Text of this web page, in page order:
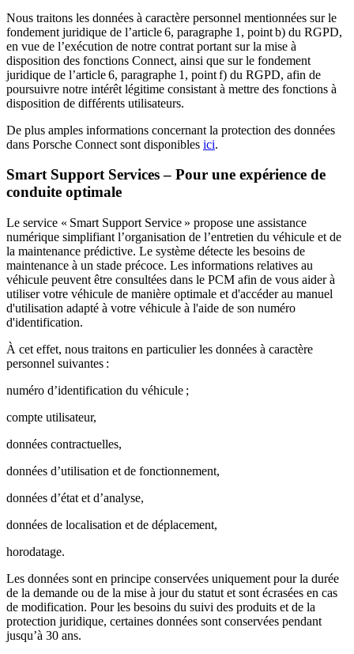
Nous traitons les données à caractère personnel mentionnées sur le
fondement juridique de l’article 6, paragraphe 1, point b) du RGPD,
en vue de l’exécution de notre contrat portant sur la mise à
disposition des fonctions Connect, ainsi que sur le fondement
juridique de l’article 6, paragraphe 1, point f) du RGPD, afin de
poursuivre notre intérêt légitime consistant à mettre des fonctions à
disposition de différents utilisateurs.
De plus amples informations concernant la protection des données
dans Porsche Connect sont disponibles ici.
Smart Support Services – Pour une expérience de
conduite optimale
Le service « Smart Support Service » propose une assistance
numérique simplifiant l’organisation de l’entretien du véhicule et de
la maintenance prédictive. Le système détecte les besoins de
maintenance à un stade précoce. Les informations relatives au
véhicule peuvent être consultées dans le PCM afin de vous aider à
utiliser votre véhicule de manière optimale et d'accéder au manuel
d'utilisation adapté à votre véhicule à l'aide de son numéro
d'identification.
À cet effet, nous traitons en particulier les données à caractère
personnel suivantes :
numéro d’identification du véhicule ;
compte utilisateur,
données contractuelles,
données d’utilisation et de fonctionnement,
données d’état et d’analyse,
données de localisation et de déplacement,
horodatage.
Les données sont en principe conservées uniquement pour la durée
de la demande ou de la mise à jour du statut et sont écrasées en cas
de modification. Pour les besoins du suivi des produits et de la
protection juridique, certaines données sont conservées pendant
jusqu’à 30 ans.